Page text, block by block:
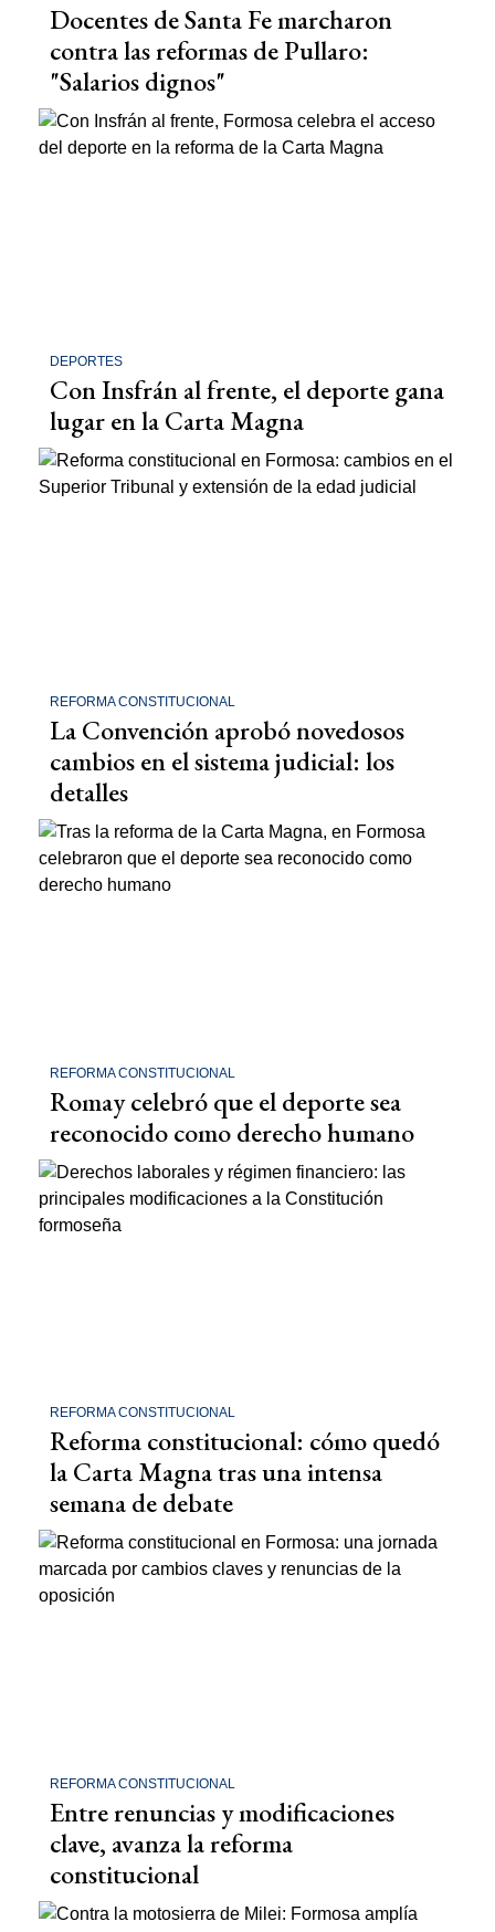
Docentes de Santa Fe marcharon
contra las reformas de Pullaro:
"Salarios dignos"
DEPORTES
Con Insfrán al frente, el deporte gana
lugar en la Carta Magna
REFORMA CONSTITUCIONAL
La Convención aprobó novedosos
cambios en el sistema judicial: los
detalles
REFORMA CONSTITUCIONAL
Romay celebró que el deporte sea
reconocido como derecho humano
REFORMA CONSTITUCIONAL
Reforma constitucional: cómo quedó
la Carta Magna tras una intensa
semana de debate
REFORMA CONSTITUCIONAL
Entre renuncias y modificaciones
clave, avanza la reforma
constitucional